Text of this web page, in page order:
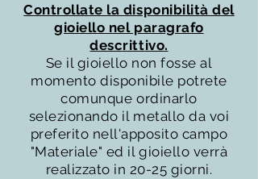
Controllate la disponibilità del
gioiello nel paragrafo
descrittivo.
Se il gioiello non fosse al
momento disponibile potrete
comunque ordinarlo
selezionando il metallo da voi
preferito nell'apposito campo
"Materiale" ed il gioiello verrà
realizzato in 20-25 giorni.